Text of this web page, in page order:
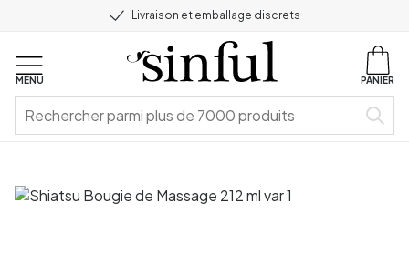
Livraison et emballage discrets
MENU PANIER